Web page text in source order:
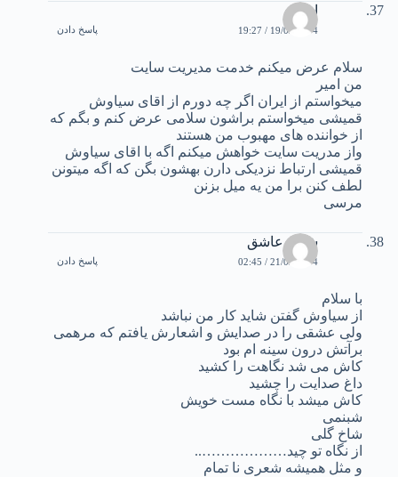
امیر
19/02/2004 / 19:27 پاسخ دادن
سلام عرض میکنم خدمت مدیریت سایت
من امیر
میخواستم از ایران اگر چه دورم از اقای سیاوش
قمیشی میخواستم براشون سلامی عرض کنم و بگم که
از خواننده های مهبوب من هستند
واز مدریت سایت خواهش میکنم اگه با اقای سیاوش
قمیشی ارتباط نزدیکی دارن بهشون بگن که اگه میتونن
لطف کنن برا من یه میل بزنن
مرسی
شبان عاشق
21/02/2004 / 02:45 پاسخ دادن
با سلام
از سياوش گفتن شايد کار من نباشد
ولی عشقی را در صدايش و اشعارش يافتم که مرهمی
برآتش درون سينه ام بود
کاش می شد نگاهت را کشيد
داغ صدايت را چشيد
کاش ميشد با نگاه مست خويش
شبنمی
شاخ گلی
از نگاه تو چيد………………..
و مثل هميشه شعری نا تمام